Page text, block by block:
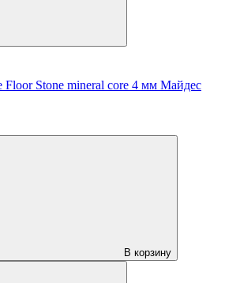
Stone mineral core 4 мм Майдес
В корзину